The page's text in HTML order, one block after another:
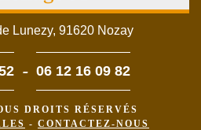
Lunezy, 91620 Nozay
- 06 12 16 09 82
DROITS RÉSERVÉS
- CONTACTEZ-NOUS